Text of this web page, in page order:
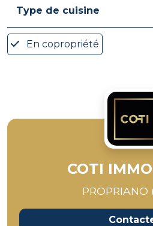
Type de cuisine
En copropriété
COTI
PROPRIANO